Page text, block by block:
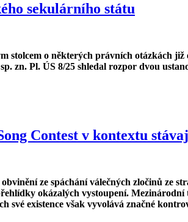
sekulárního státu
stolcem o některých právních otázkách
zn. Pl. ÚS 8/25 shledal rozpor dvou
Contest v kontextu
ze spáchání válečných zločinů ze
okázalých vystoupení.
své existence však vyvolává značné